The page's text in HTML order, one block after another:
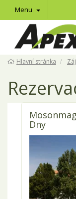
Menu
Hlavní stránka
Dny